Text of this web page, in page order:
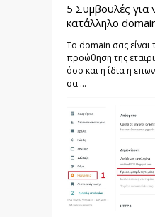
5 Συμβουλές για
κατάλληλο
Το domain σας είναι
προώθηση της
όσο και η ίδια η
σα ...